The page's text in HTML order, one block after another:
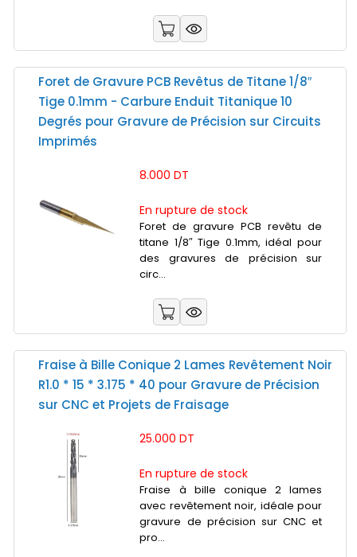
Foret de Gravure PCB Revêtus de Titane 1/8″
Tige 0.1mm - Carbure Enduit Titanique 10
Degrés pour Gravure de Précision sur Circuits
Imprimés
8.000 DT
En rupture de stock
Foret de gravure PCB revêtu de
titane 1/8″ Tige 0.1mm, idéal pour
des gravures de précision sur
circ...
Fraise à Bille Conique 2 Lames Revêtement Noir
R1.0 * 15 * 3.175 * 40 pour Gravure de Précision
sur CNC et Projets de Fraisage
25.000 DT
En rupture de stock
Fraise à bille conique 2 lames
avec revêtement noir, idéale pour
gravure de précision sur CNC et
pro...